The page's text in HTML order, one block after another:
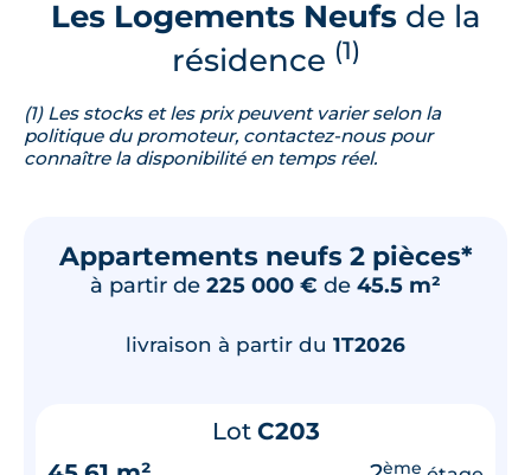
Les Logements Neufsde la
résidence (1)
(1) Les stocks et les prix peuvent varier selon la
politique du promoteur, contactez-nous pour
connaître la disponibilité en temps réel.
Appartements neufs 2 pièces*
à partir de 225 000 € de 45.5 m²
livraison à partir du 1T2026
Lot C203
ème